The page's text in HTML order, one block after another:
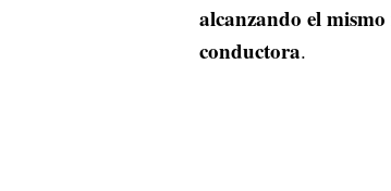
alcanzando el
conductora.